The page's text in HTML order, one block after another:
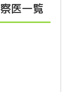
医一覧